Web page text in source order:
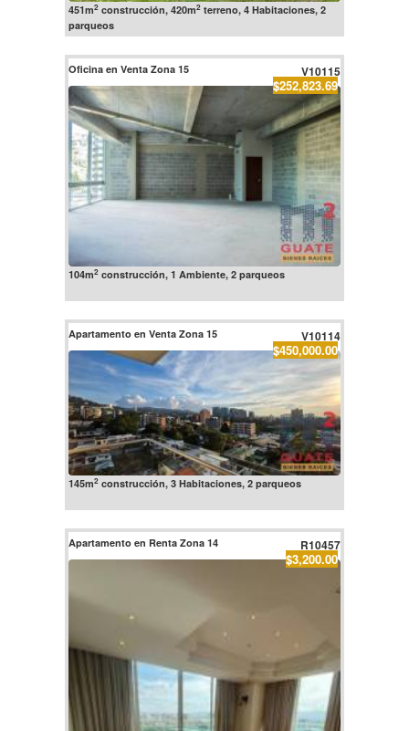
451m2construcción, 420m2terreno, 4 Habitaciones, 2
parqueos
Oficina en Venta Zona 15 V10115
$252,823.69
104m2construcción, 1 Ambiente, 2 parqueos
Apartamento en Venta Zona 15 V10114
$450,000.00
145m2construcción, 3 Habitaciones, 2 parqueos
Apartamento en Renta Zona 14 R10457
$3,200.00